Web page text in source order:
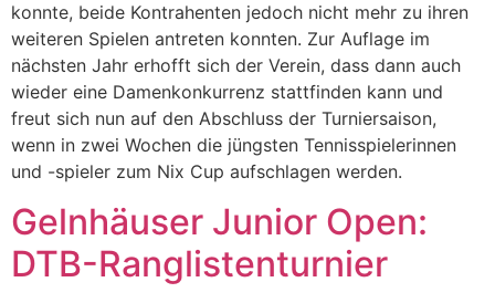
konnte, beide Kontrahenten jedoch nicht mehr zu ihren
weiteren Spielen antreten konnten. Zur Auflage im
nächsten Jahr erhofft sich der Verein, dass dann auch
wieder eine Damenkonkurrenz stattfinden kann und
freut sich nun auf den Abschluss der Turniersaison,
wenn in zwei Wochen die jüngsten Tennisspielerinnen
und -spieler zum Nix Cup aufschlagen werden.
Gelnhäuser Junior Open:
DTB-Ranglistenturnier